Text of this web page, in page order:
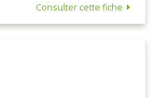
Consulter cette fiche